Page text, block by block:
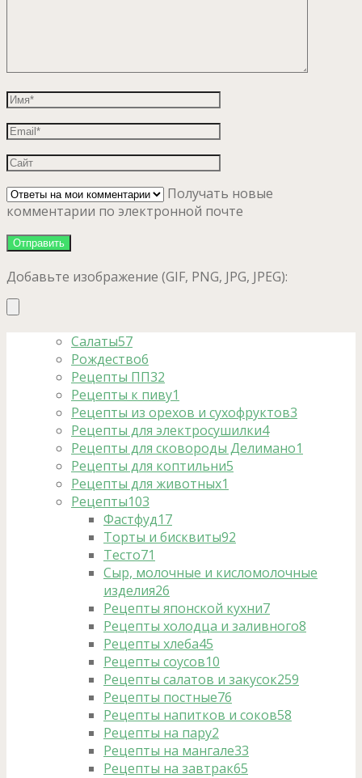
Получать новые
комментарии по электронной почте
Добавьте изображение (GIF, PNG, JPG, JPEG):
Салаты57
Рождество6
Рецепты ПП32
Рецепты к пиву1
Рецепты из орехов и сухофруктов3
Рецепты для электросушилки4
Рецепты для сковороды Делимано1
Рецепты для коптильни5
Рецепты для животных1
Рецепты103
Фастфуд17
Торты и бисквиты92
Тесто71
Сыр, молочные и кисломолочные
изделия26
Рецепты японской кухни7
Рецепты холодца и заливного8
Рецепты хлеба45
Рецепты соусов10
Рецепты салатов и закусок259
Рецепты постные76
Рецепты напитков и соков58
Рецепты на пару2
Рецепты на мангале33
Рецепты на завтрак65